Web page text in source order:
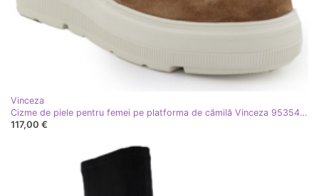
Vinceza
Cizme de piele pentru femei pe platforma de cămilă Vinceza 95354 maro
117,00 €